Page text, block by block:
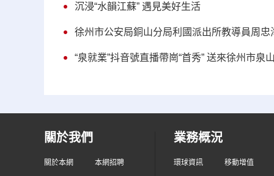
沉浸“水韻江蘇” 遇見美好生活
徐州市公安局銅山分局利國派出所教導員周忠
“泉就業”抖音號直播帶崗“首秀” 送來徐州市泉
關於我們
關於本網 本網招聘
業務概況
環球資訊 移動增值